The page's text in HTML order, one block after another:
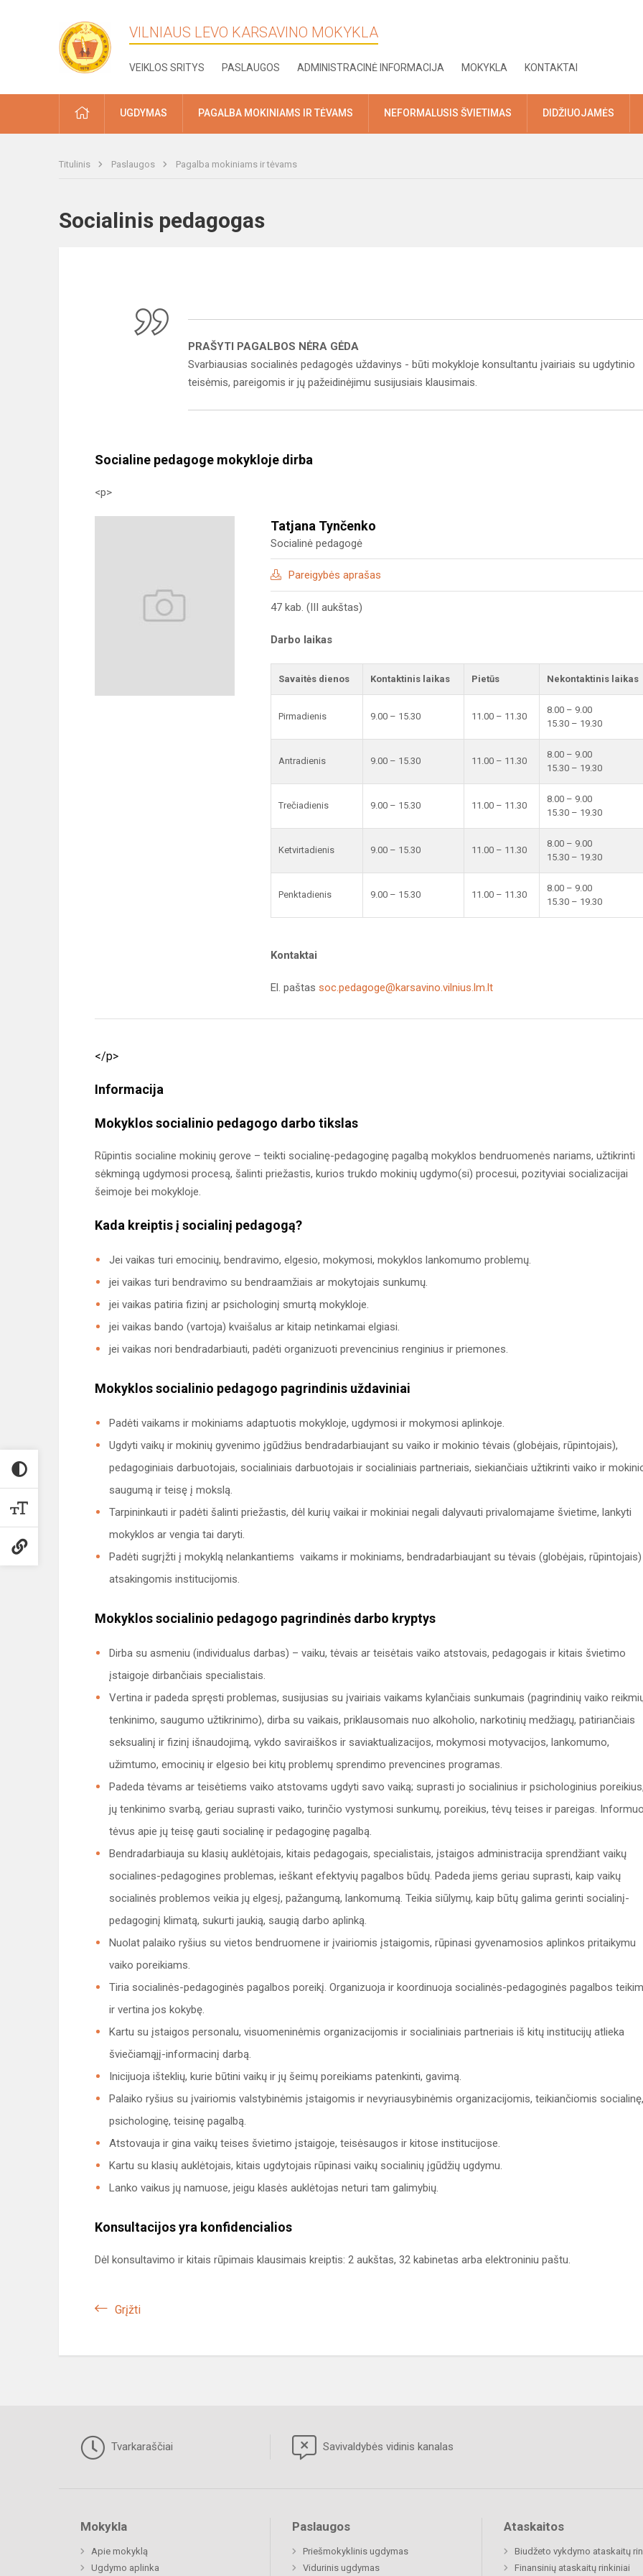
VILNIAUS LEVO KARSAVINO MOKYKLA
VEIKLOS SRITYS PASLAUGOS ADMINISTRACINĖ INFORMACIJA MOKYKLA KONTAKTAI
PRADŽIAUGDYMAS PAGALBA MOKINIAMS IR TĖVAMS NEFORMALUSIS ŠVIETIMAS DIDŽIUOJAMĖS
Titulinis Paslaugos Pagalba mokiniams ir tėvams
Socialinis pedagogas
PRAŠYTI PAGALBOS NĖRA GĖDA
Svarbiausias socialinės pedagogės uždavinys - būti mokykloje konsultantu įvairiais su ugdytinio
teisėmis, pareigomis ir jų pažeidinėjimu susijusiais klausimais.
Socialine pedagoge mokykloje dirba
<p>
Tatjana Tynčenko
Socialinė pedagogė
Pareigybės aprašas
47 kab. (III aukštas)
Darbo laikas
Savaitės dienos Kontaktinis laikas Pietūs Nekontaktinis laikas
Pirmadienis 9.00 – 15.30 11.00 – 11.30
8.00 – 9.00
15.30 – 19.30
Antradienis 9.00 – 15.30 11.00 – 11.30
8.00 – 9.00
15.30 – 19.30
Trečiadienis 9.00 – 15.30 11.00 – 11.30
8.00 – 9.00
15.30 – 19.30
Ketvirtadienis 9.00 – 15.30 11.00 – 11.30
8.00 – 9.00
15.30 – 19.30
Penktadienis 9.00 – 15.30 11.00 – 11.30
8.00 – 9.00
15.30 – 19.30
Kontaktai
El. paštas soc.pedagoge@karsavino.vilnius.lm.lt
</p>
Informacija
Mokyklos socialinio pedagogo darbo tikslas
Rūpintis socialine mokinių gerove – teikti socialinę-pedagoginę pagalbą mokyklos bendruomenės nariams, užtikrinti
sėkmingą ugdymosi procesą, šalinti priežastis, kurios trukdo mokinių ugdymo(si) procesui, pozityviai socializacijai
šeimoje bei mokykloje.
Kada kreiptis į socialinį pedagogą?
Jei vaikas turi emocinių, bendravimo, elgesio, mokymosi, mokyklos lankomumo problemų.
jei vaikas turi bendravimo su bendraamžiais ar mokytojais sunkumų.
jei vaikas patiria fizinį ar psichologinį smurtą mokykloje.
jei vaikas bando (vartoja) kvaišalus ar kitaip netinkamai elgiasi.
jei vaikas nori bendradarbiauti, padėti organizuoti prevencinius renginius ir priemones.
Mokyklos socialinio pedagogo pagrindinis uždaviniai
Padėti vaikams ir mokiniams adaptuotis mokykloje, ugdymosi ir mokymosi aplinkoje.
Ugdyti vaikų ir mokinių gyvenimo įgūdžius bendradarbiaujant su vaiko ir mokinio tėvais (globėjais, rūpintojais),
pedagoginiais darbuotojais, socialiniais darbuotojais ir socialiniais partneriais, siekiančiais užtikrinti vaiko ir
saugumą ir teisę į mokslą.
Tarpininkauti ir padėti šalinti priežastis, dėl kurių vaikai ir mokiniai negali dalyvauti privalomajame švietime, lankyti
mokyklos ar vengia tai daryti.
Padėti sugrįžti į mokyklą nelankantiems vaikams ir mokiniams, bendradarbiaujant su tėvais (globėjais,
atsakingomis institucijomis.
Mokyklos socialinio pedagogo pagrindinės darbo kryptys
Dirba su asmeniu (individualus darbas) – vaiku, tėvais ar teisėtais vaiko atstovais, pedagogais ir kitais švietimo
įstaigoje dirbančiais specialistais.
Vertina ir padeda spręsti problemas, susijusias su įvairiais vaikams kylančiais sunkumais (pagrindinių vaiko
tenkinimo, saugumo užtikrinimo), dirba su vaikais, priklausomais nuo alkoholio, narkotinių medžiagų, patiriančiais
seksualinį ir fizinį išnaudojimą, vykdo saviraiškos ir saviaktualizacijos, mokymosi motyvacijos, lankomumo,
užimtumo, emocinių ir elgesio bei kitų problemų sprendimo prevencines programas.
Padeda tėvams ar teisėtiems vaiko atstovams ugdyti savo vaiką; suprasti jo socialinius ir psichologinius
jų tenkinimo svarbą, geriau suprasti vaiko, turinčio vystymosi sunkumų, poreikius, tėvų teises ir pareigas.
tėvus apie jų teisę gauti socialinę ir pedagoginę pagalbą.
Bendradarbiauja su klasių auklėtojais, kitais pedagogais, specialistais, įstaigos administracija sprendžiant vaikų
socialines-pedagogines problemas, ieškant efektyvių pagalbos būdų. Padeda jiems geriau suprasti, kaip vaikų
socialinės problemos veikia jų elgesį, pažangumą, lankomumą. Teikia siūlymų, kaip būtų galima gerinti socialinį-
pedagoginį klimatą, sukurti jaukią, saugią darbo aplinką.
Nuolat palaiko ryšius su vietos bendruomene ir įvairiomis įstaigomis, rūpinasi gyvenamosios aplinkos pritaikymu
vaiko poreikiams.
Tiria socialinės-pedagoginės pagalbos poreikį. Organizuoja ir koordinuoja socialinės-pedagoginės pagalbos
ir vertina jos kokybę.
Kartu su įstaigos personalu, visuomeninėmis organizacijomis ir socialiniais partneriais iš kitų institucijų atlieka
šviečiamąjį-informacinį darbą.
Inicijuoja išteklių, kurie būtini vaikų ir jų šeimų poreikiams patenkinti, gavimą.
Palaiko ryšius su įvairiomis valstybinėmis įstaigomis ir nevyriausybinėmis organizacijomis, teikiančiomis socialinę,
psichologinę, teisinę pagalbą.
Atstovauja ir gina vaikų teises švietimo įstaigoje, teisėsaugos ir kitose institucijose.
Kartu su klasių auklėtojais, kitais ugdytojais rūpinasi vaikų socialinių įgūdžių ugdymu.
Lanko vaikus jų namuose, jeigu klasės auklėtojas neturi tam galimybių.
Konsultacijos yra konfidencialios
Dėl konsultavimo ir kitais rūpimais klausimais kreiptis: 2 aukštas, 32 kabinetas arba elektroniniu paštu.
Grįžti
Tvarkaraščiai Savivaldybės vidinis kanalas
Mokykla
Apie mokyklą
Ugdymo aplinka
Paslaugos
Priešmokyklinis ugdymas
Vidurinis ugdymas
Ataskaitos
Biudžeto vykdymo ataskaitų
Finansinių ataskaitų rinkiniai